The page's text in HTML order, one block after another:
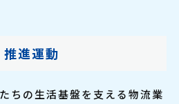
推進運動
ちの生活基盤を支える物流業